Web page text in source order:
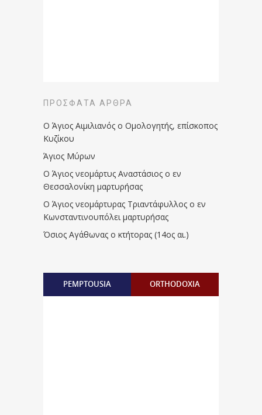
ΠΡΌΣΦΑΤΑ ΆΡΘΡΑ
Ο Άγιος Αιμιλιανός ο Ομολογητής, επίσκοπος
Κυζίκου
Άγιος Μύρων
Ο Άγιος νεομάρτυς Αναστάσιος ο εν
Θεσσαλονίκη μαρτυρήσας
Ο Άγιος νεομάρτυρας Τριαντάφυλλος ο εν
Κωνσταντινουπόλει μαρτυρήσας
Όσιος Αγάθωνας ο κτήτορας (14ος αι.)
PEMPTOUSIA ORTHODOXIA